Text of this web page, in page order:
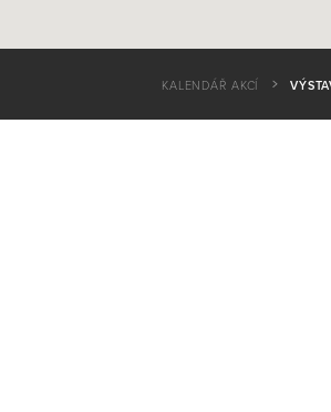
KALENDÁŘ AKCÍ